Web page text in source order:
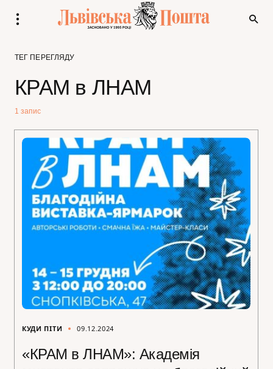
ТЕГ ПЕРЕГЛЯДУ
КРАМ в ЛНАМ
1 запис
КУДИ ПІТИ 09.12.2024
«КРАМ в ЛНАМ»: Академія